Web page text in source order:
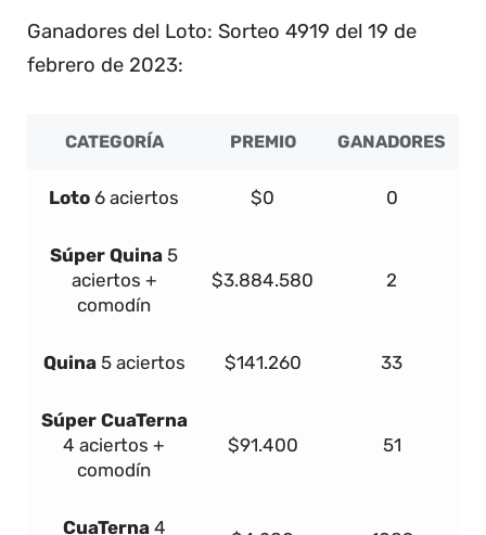
Ganadores del Loto: Sorteo 4919 del 19 de
febrero de 2023:
CATEGORÍA PREMIO GANADORES
Loto 6 aciertos $0 0
Súper Quina 5
aciertos +
comodín
$3.884.580 2
Quina 5 aciertos $141.260 33
Súper CuaTerna
4 aciertos +
comodín
$91.400 51
CuaTerna 4